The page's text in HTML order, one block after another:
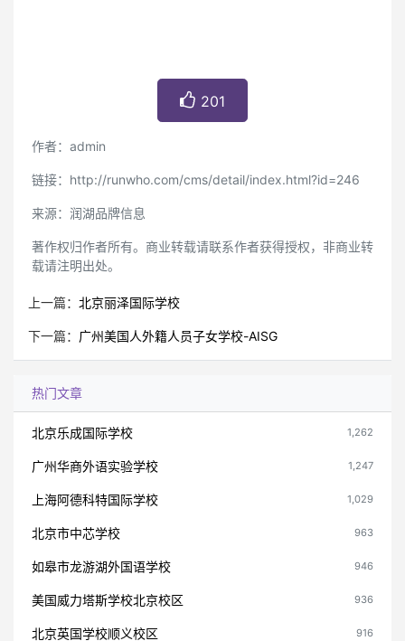
201
作者：admin
链接：http://runwho.com/cms/detail/index.html?id=246
来源：润湖品牌信息
著作权归作者所有。商业转载请联系作者获得授权，非商业转
载请注明出处。
上一篇： 北京丽泽国际学校
下一篇： 广州美国人外籍人员子女学校-AISG
热门文章
北京乐成国际学校 1,262
广州华商外语实验学校 1,247
上海阿德科特国际学校 1,029
北京市中芯学校 963
如皋市龙游湖外国语学校 946
美国威力塔斯学校北京校区 936
北京英国学校顺义校区 916